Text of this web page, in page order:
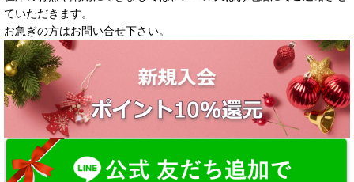
ていただきます。
お急ぎの方はお問い合せ下さい。